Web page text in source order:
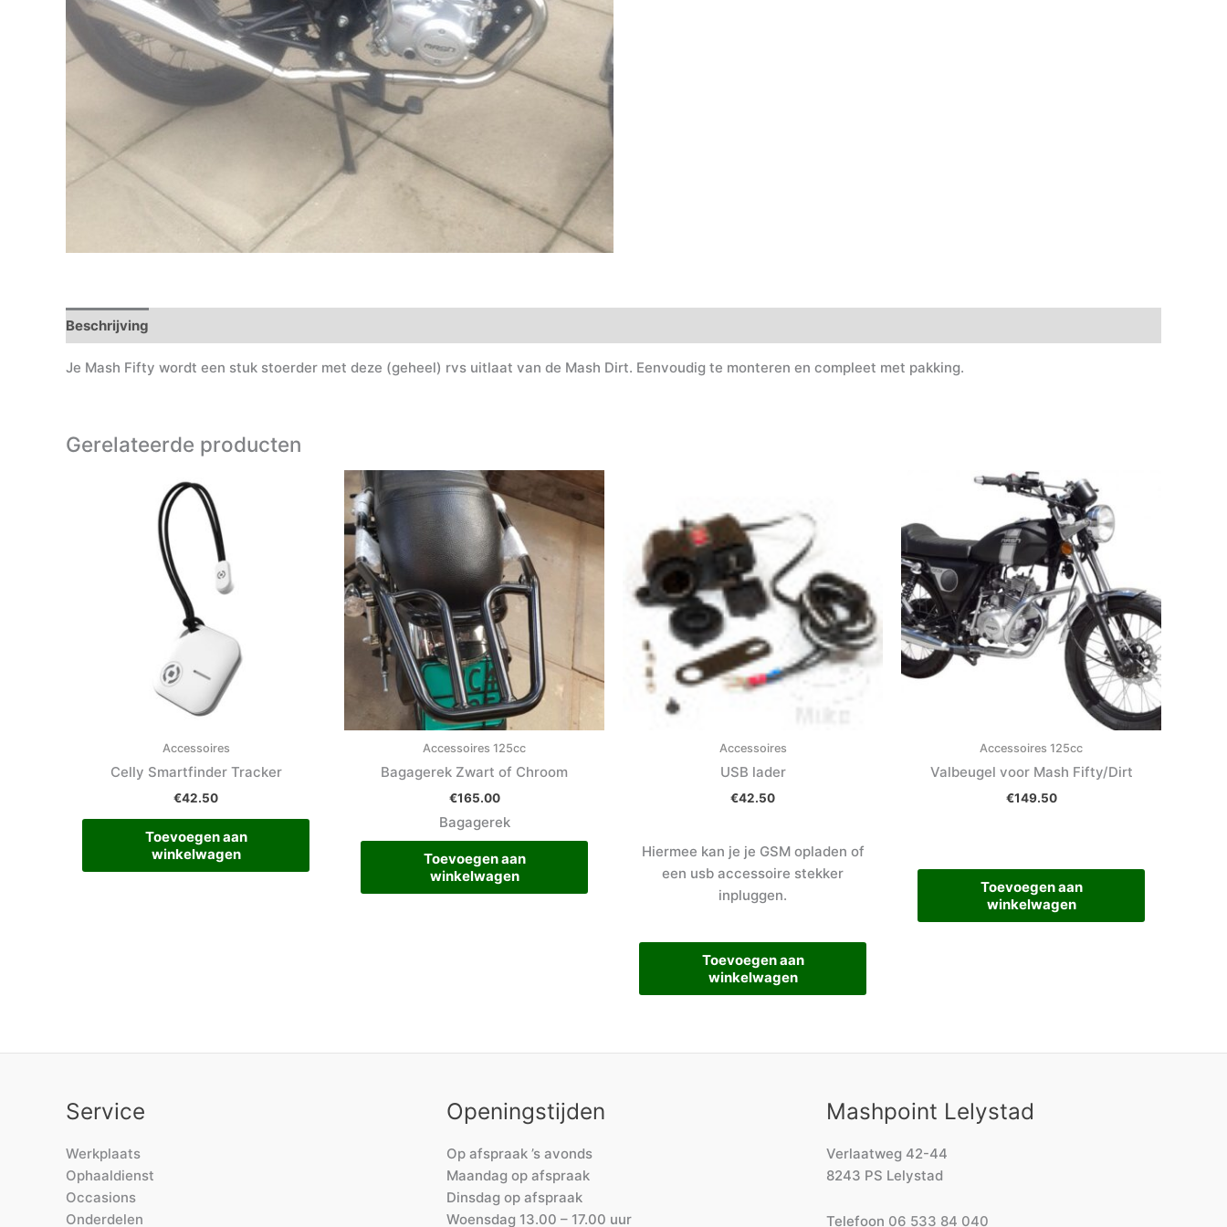
Beschrijving
Je Mash Fifty wordt een stuk stoerder met deze (geheel) rvs uitlaat van de Mash Dirt. Eenvoudig te monteren en compleet met pakking.
Gerelateerde producten
Accessoires
Celly Smartfinder Tracker
€42.50
Toevoegen aan
winkelwagen
Accessoires 125cc
Bagagerek Zwart of Chroom
€165.00
Bagagerek
Toevoegen aan
winkelwagen
Accessoires
USB lader
€42.50
Hiermee kan je je GSM opladen of
een usb accessoire stekker
inpluggen.
Toevoegen aan
winkelwagen
Accessoires 125cc
Valbeugel voor Mash Fifty/Dirt
€149.50
Toevoegen aan
winkelwagen
Service
Werkplaats
Ophaaldienst
Occasions
Onderdelen
Openingstijden
Op afspraak ’s avonds
Maandag op afspraak
Dinsdag op afspraak
Woensdag 13.00 – 17.00 uur
Mashpoint Lelystad
Verlaatweg 42-44
8243 PS Lelystad
Telefoon 06 533 84 040